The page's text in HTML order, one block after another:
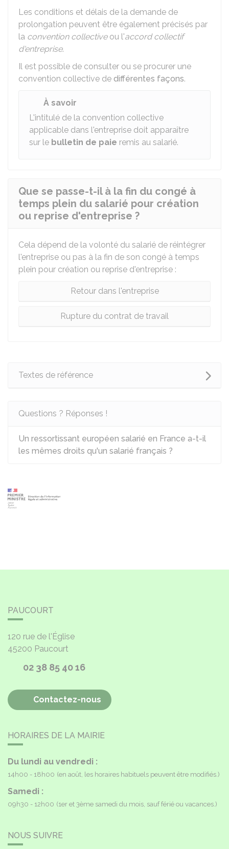
Les conditions et délais de la demande de
prolongation peuvent être également précisés par
la convention collectiveou l'accord collectif
d'entreprise.
Il est possible de consulter ou se procurer une
convention collective de différentes façons.
À savoir
L'intitulé de la convention collective
applicable dans l'entreprise doit apparaître
sur le bulletin de paie remis au salarié.
Que se passe-t-il à la fin du congé à
temps plein du salarié pour création
ou reprise d'entreprise ?
Cela dépend de la volonté du salarié de réintégrer
l'entreprise ou pas à la fin de son congé à temps
plein pour création ou reprise d'entreprise :
Retour dans l'entreprise
Rupture du contrat de travail
Textes de référence
Questions ? Réponses !
Un ressortissant européen salarié en France a-t-il
les mêmes droits qu'un salarié français ?
PAUCOURT
120 rue de l'Église
45200 Paucourt
02 38 85 40 16
Contactez-nous
HORAIRES DE LA MAIRIE
Du lundi au vendredi :
14h00 - 18h00 (en août, les horaires habituels peuvent être modifiés.)
Samedi :
09h30 - 12h00 (1er et 3ème samedi du mois, sauf férié ou vacances.)
NOUS SUIVRE